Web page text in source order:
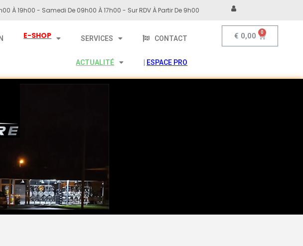
À 19h00 - Samedi De 09h00 À 17h00 - Sur RDV À Partir De 9h00
E-SHOP SERVICES CONTACT
ACTUALITÉ ESPACE PRO
€ 0,00